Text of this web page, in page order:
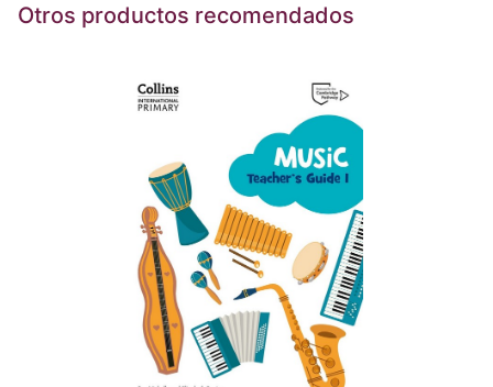
Otros productos recomendados